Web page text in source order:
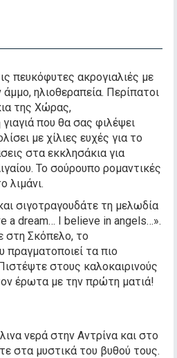
πευκόφυτες ακρογιαλιές με
άμμο, ηλιοθεραπεία. Περίπατοι
της Χώρας,
που θα σας φιλέψει
με χίλιες ευχές για το
στα εκκλησάκια για
Το σούρουπο ρομαντικές
λιμάνι.
σιγοτραγουδάτε τη μελωδία
a dream… I believe in angels…».
στη Σκόπελο, το
πραγματοποιεί τα πιο
στους καλοκαιρινούς
έρωτα με την πρώτη ματιά!
νερά στην Αντρίνα και στο
στα μυστικά του βυθού τους.